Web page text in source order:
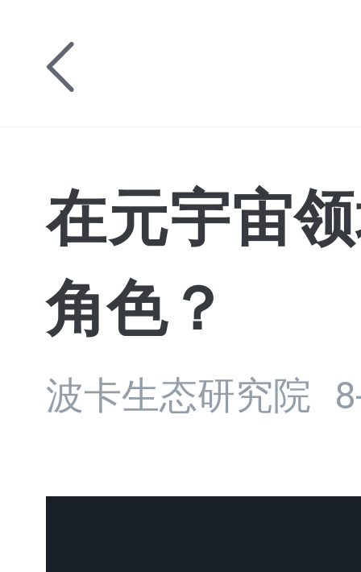
在元宇宙
角色？
波卡生态研究院